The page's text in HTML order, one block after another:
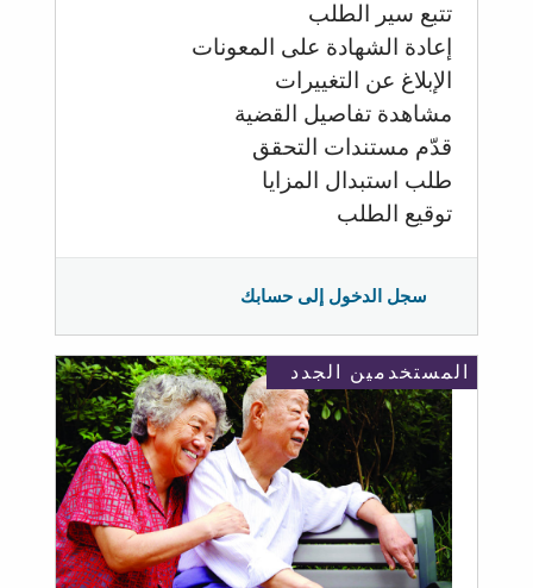
تتبع سير الطلب
إعادة الشهادة على المعونات
الإبلاغ عن التغييرات
مشاهدة تفاصيل القضية
قدّم مستندات التحقق
طلب استبدال المزايا
توقيع الطلب
سجل الدخول إلى حسابك
المستخدمين الجدد